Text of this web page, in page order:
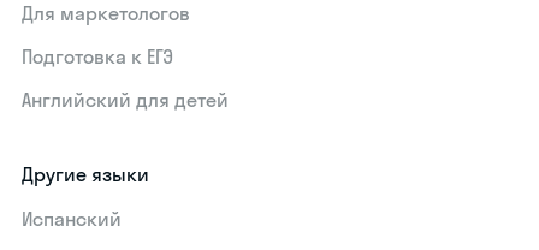
Для маркетологов
Подготовка к ЕГЭ
Английский для детей
Другие языки
Испанский